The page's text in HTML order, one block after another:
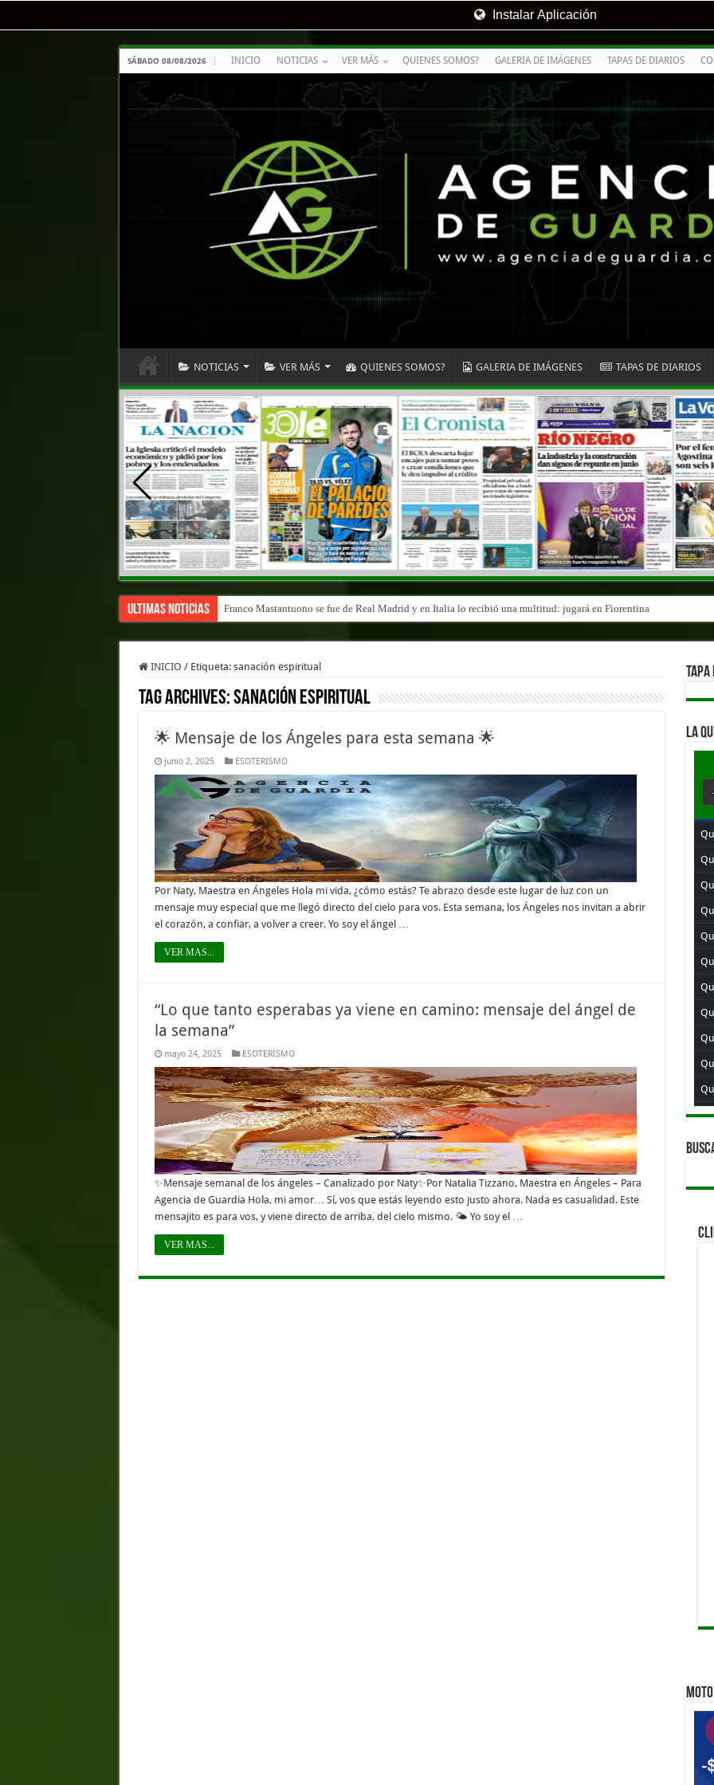
Instalar Aplicación
SÁBADO 08/08/2026 INICIO NOTICIAS VER MÁS QUIENES SOMOS? GALERIA DE IMÁGENES TAPAS DE DIARIOS
NOTICIAS VER MÁS QUIENES SOMOS? GALERIA DE IMÁGENES TAPAS DE DIARIOS
Ultimas Noticias Franco Mastantuono se fue de Real Madrid y en Italia lo recibió una multitud: jugará en Fiorentina
INICIO / Etiqueta: sanación espiritual
Tag Archives:sanación espiritual
🌟 Mensaje de los Ángeles para esta semana 🌟
junio 2, 2025 ESOTERISMO
Por Naty, Maestra en Ángeles Hola mi vida, ¿cómo estás? Te abrazo desde este lugar de luz con un
mensaje muy especial que me llegó directo del cielo para vos. Esta semana, los Ángeles nos invitan a abrir
el corazón, a confiar, a volver a creer. Yo soy el ángel …
VER MAS...
“Lo que tanto esperabas ya viene en camino: mensaje del ángel de
la semana”
mayo 24, 2025 ESOTERISMO
✨Mensaje semanal de los ángeles – Canalizado por Naty✨Por Natalia Tizzano, Maestra en Ángeles – Para
Agencia de Guardia Hola, mi amor… Sí, vos que estás leyendo esto justo ahora. Nada es casualidad. Este
mensajito es para vos, y viene directo de arriba, del cielo mismo. 🌤️ Yo soy el …
VER MAS...
LA